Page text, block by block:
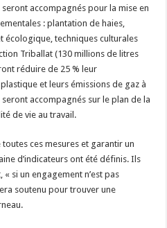
accompagnés pour la mise en
: plantation de haies,
écologique, techniques culturales
Triballat (130 millions de litres
réduire de 25 % leur
et leurs émissions de gaz à
accompagnés sur le plan de la
de vie au travail.
ces mesures et garantir un
d’indicateurs ont été définis. Ils
si un engagement n’est pas
soutenu pour trouver une